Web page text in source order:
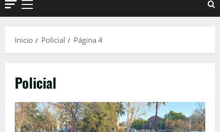
Menú
Inicio
Policial Página 4
Policial